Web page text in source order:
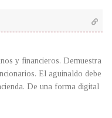
y financieros. Demuestra
El aguinaldo debe
De una forma digital